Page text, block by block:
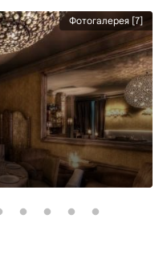
Фотогалерея [7]